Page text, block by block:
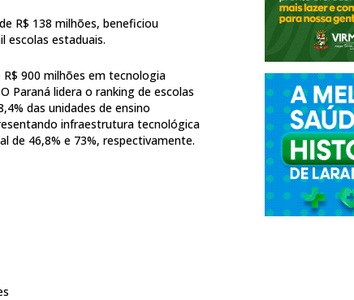
R$ 138 milhões, beneficiou
escolas estaduais.
900 milhões em tecnologia
Paraná lidera o ranking de escolas
das unidades de ensino
infraestrutura tecnológica
de 46,8% e 73%, respectivamente.